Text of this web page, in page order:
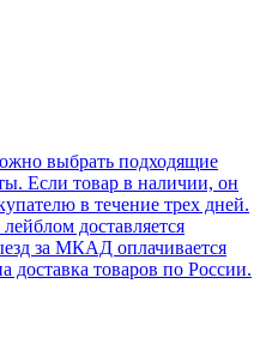
выбрать подходящие
Если товар в наличии, он
в течение трех дней.
доставляется
за МКАД оплачивается
доставка товаров по России.